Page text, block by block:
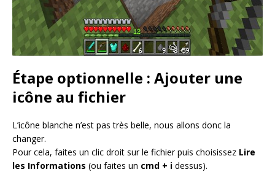
Étape optionnelle : Ajouter une
icône au fichier
L’icône blanche n’est pas très belle, nous allons donc la
changer.
Pour cela, faites un clic droit sur le fichier puis choisissez Lire
les Informations (ou faites un cmd + i dessus).